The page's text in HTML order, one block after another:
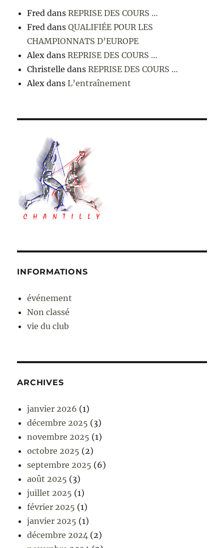
Fred dansREPRISE DES COURS …
Fred dansQUALIFIÉE POUR LES
CHAMPIONNATS D’EUROPE
Alex dansREPRISE DES COURS …
Christelle dansREPRISE DES COURS …
Alex dansL’entraînement
INFORMATIONS
événement
Non classé
vie du club
ARCHIVES
janvier 2026 (1)
décembre 2025 (3)
novembre 2025 (1)
octobre 2025 (2)
septembre 2025 (6)
août 2025 (3)
juillet 2025 (1)
février 2025 (1)
janvier 2025 (1)
décembre 2024 (2)